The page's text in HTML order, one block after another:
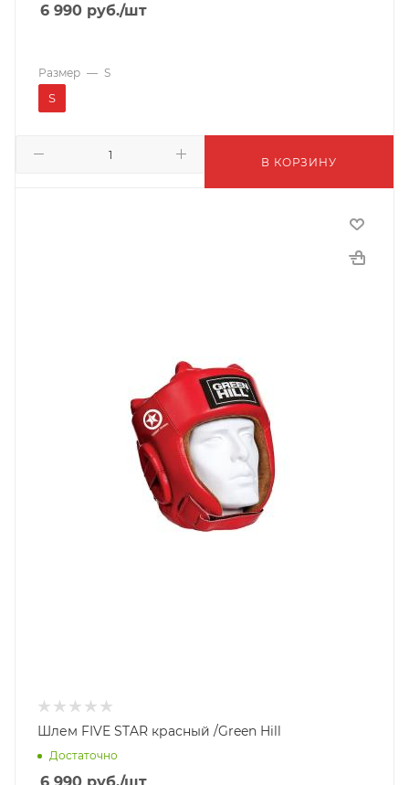
6 990 руб./шт
В КОРЗИНУ
Размер — S
S
Шлем FIVE STAR красный /Green Hill
Достаточно